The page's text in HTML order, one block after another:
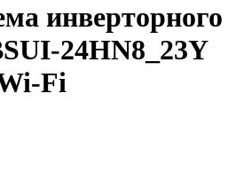
инверторного
24HN8_23Y
Fi